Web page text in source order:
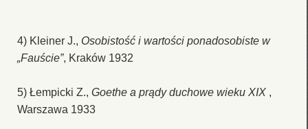
4) Kleiner J., Osobistość i wartości ponadosobiste w
„Fauście”, Kraków 1932
5) Łempicki Z., Goethe a prądy duchowe wieku XIX ,
Warszawa 1933